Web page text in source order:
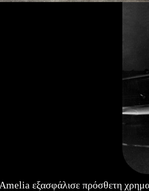
εξασφάλισε πρόσθετη